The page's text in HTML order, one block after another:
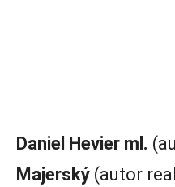
Daniel Hevier ml.
Majerský (autor